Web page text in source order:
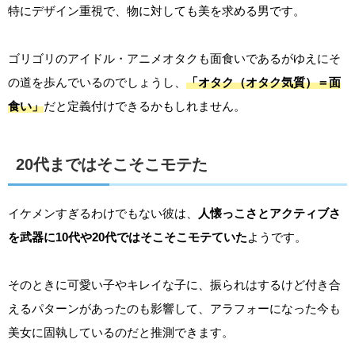
特にデザイン重視で、物に対しても美を求める男です。
ゴリゴリのアイドル・アニメオタクも面食いであるがゆえにそ
の道を歩んでいるのでしょうし、 「オタク（オタク気質）＝面
食い」だと定義付けできるかもしれません。
20代まではそこそこモテた
イケメンすぎるわけでもない彼は、
人懐っこさとアクティブさ
を武器に10代や20代ではそこそこモテていたようです。
そのときに可愛い子やキレイな子に、振られはするけど付き合
えるパターンがあったのも影響して、アラフォーになった今も
美女に固執しているのだと推測できます。